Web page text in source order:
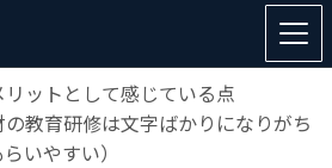
しい「知財・特許で得する」こと」
ットとして感じている点
教育研修は文字ばかりになりがち
いやすい）